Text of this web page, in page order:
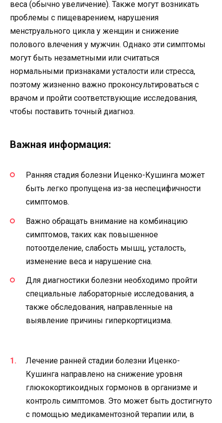
веса (обычно увеличение). Также могут возникать
проблемы с пищеварением, нарушения
менструального цикла у женщин и снижение
полового влечения у мужчин. Однако эти симптомы
могут быть незаметными или считаться
нормальными признаками усталости или стресса,
поэтому жизненно важно проконсультироваться с
врачом и пройти соответствующие исследования,
чтобы поставить точный диагноз.
Важная информация:
Ранняя стадия болезни Иценко-Кушинга может
быть легко пропущена из-за неспецифичности
симптомов.
Важно обращать внимание на комбинацию
симптомов, таких как повышенное
потоотделение, слабость мышц, усталость,
изменение веса и нарушение сна.
Для диагностики болезни необходимо пройти
специальные лабораторные исследования, а
также обследования, направленные на
выявление причины гиперкортицизма.
Лечение ранней стадии болезни Иценко-
Кушинга направлено на снижение уровня
глюкокортикоидных гормонов в организме и
контроль симптомов. Это может быть достигнуто
с помощью медикаментозной терапии или, в